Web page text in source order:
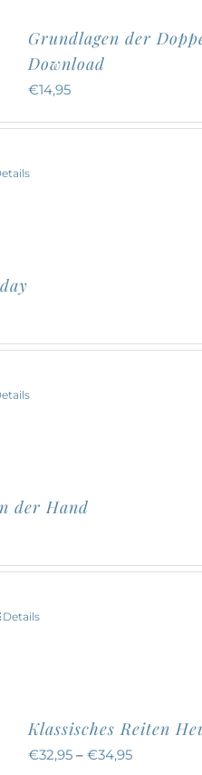
Grundlagen der
Download
€14,95
der Hand
Details
Klassisches Reiten
€32,95 –€34,95